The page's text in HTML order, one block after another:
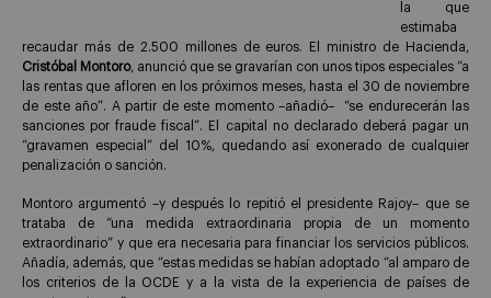
la que
estimaba
recaudar más de 2.500 millones de euros. El ministro de Hacienda,
Cristóbal Montoro, anunció que se gravarían con unos tipos especiales “a
las rentas que afloren en los próximos meses, hasta el 30 de noviembre
de este año”. A partir de este momento –añadió– “se endurecerán las
sanciones por fraude fiscal”. El capital no declarado deberá pagar un
“gravamen especial” del 10%, quedando así exonerado de cualquier
penalización o sanción.
Montoro argumentó –y después lo repitió el presidente Rajoy– que se
trataba de “una medida extraordinaria propia de un momento
extraordinario” y que era necesaria para financiar los servicios públicos.
Añadía, además, que “estas medidas se habían adoptado “al amparo de
los criterios de la OCDE y a la vista de la experiencia de países de